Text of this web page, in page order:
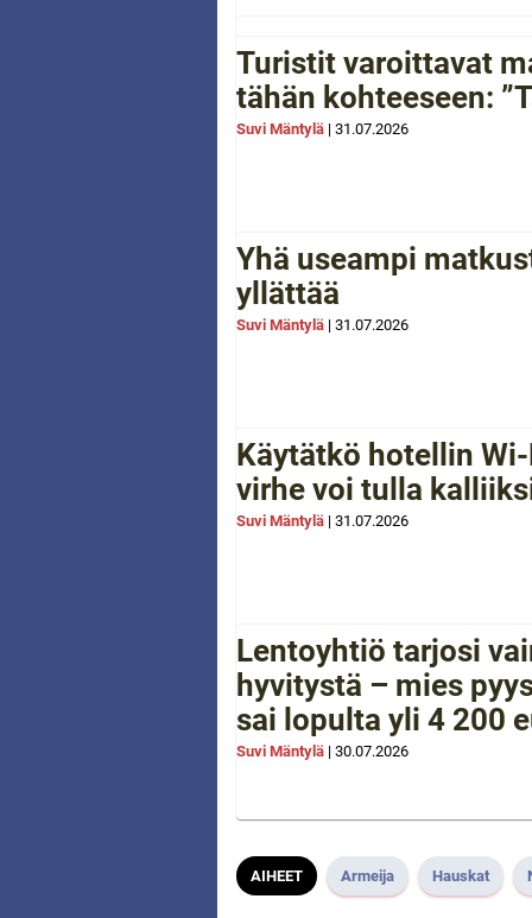
Turistit varoittavat
tähän kohteeseen:
Suvi Mäntylä | 31.07.2026
Yhä useampi
yllättää
Suvi Mäntylä | 31.07.2026
Käytätkö hotellin
virhe voi tulla
Suvi Mäntylä | 31.07.2026
Lentoyhtiö tarjosi
hyvitystä – mies
sai lopulta yli 4 200
Suvi Mäntylä | 30.07.2026
AIHEET Armeija Hauskat